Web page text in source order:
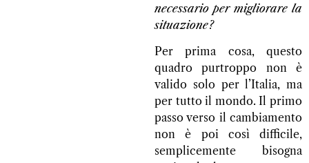
necessario per migliorare la
situazione?
Per prima cosa, questo
quadro purtroppo non è
valido solo per l’Italia, ma
per tutto il mondo. Il primo
passo verso il cambiamento
non è poi così difficile,
semplicemente bisogna